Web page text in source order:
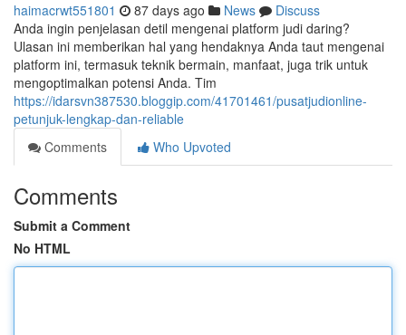
haimacrwt551801 87 days ago News
Discuss
Anda ingin penjelasan detil mengenai platform judi daring?
Ulasan ini memberikan hal yang hendaknya Anda taut mengenai
platform ini, termasuk teknik bermain, manfaat, juga trik untuk
mengoptimalkan potensi Anda. Tim
https://idarsvn387530.bloggip.com/41701461/pusatjudionline-
petunjuk-lengkap-dan-reliable
Comments
Who Upvoted
Comments
Submit a Comment
No HTML